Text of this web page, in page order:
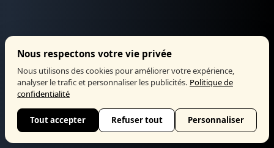
Nous respectons votre vie privée
Nous utilisons des cookies pour améliorer votre expérience,
analyser le trafic et personnaliser les publicités. Politique de
confidentialité
Tout accepter Refuser tout Personnaliser